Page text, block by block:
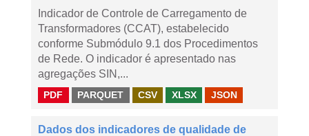
Indicador de Controle de Carregamento de
Transformadores (CCAT), estabelecido
conforme Submódulo 9.1 dos Procedimentos
de Rede. O indicador é apresentado nas
agregações SIN,...
PDF PARQUET CSV XLSX JSON
Dados dos indicadores de qualidade de